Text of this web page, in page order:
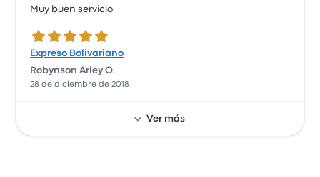
Muy buen servicio
5.0 de 5 estrellas
Expreso Bolivariano
Robynson Arley O.
28 de diciembre de 2018
Ver más